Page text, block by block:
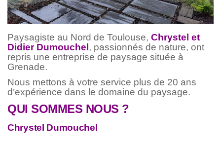
Paysagiste au Nord de Toulouse, Chrystel et
Didier Dumouchel, passionnés de nature, ont
repris une entreprise de paysage située à
Grenade.
Nous mettons à votre service plus de 20 ans
d’expérience dans le domaine du paysage.
QUI SOMMES NOUS ?
Chrystel Dumouchel